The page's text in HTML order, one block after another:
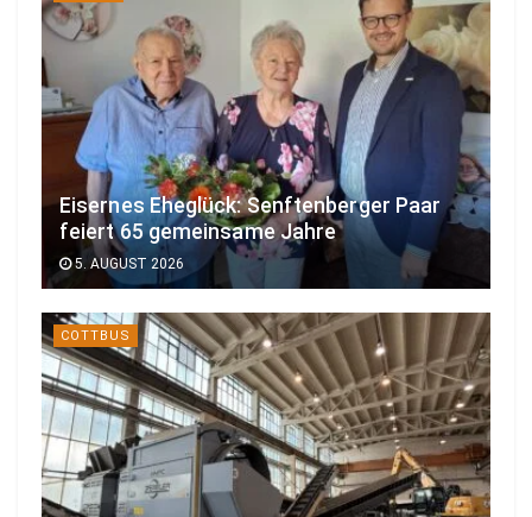
Eisernes Eheglück: Senftenberger Paar
feiert 65 gemeinsame Jahre
5. AUGUST 2026
COTTBUS